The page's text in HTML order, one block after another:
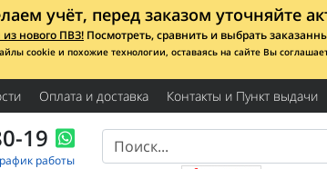
учёт, перед заказом уточняйте
нового ПВЗ! Посмотреть, сравнить и выбрать
cookie и похожие технологии, оставаясь на сайте Вы
Оплата и доставка Контакты и Пункт выдачи
19
работы